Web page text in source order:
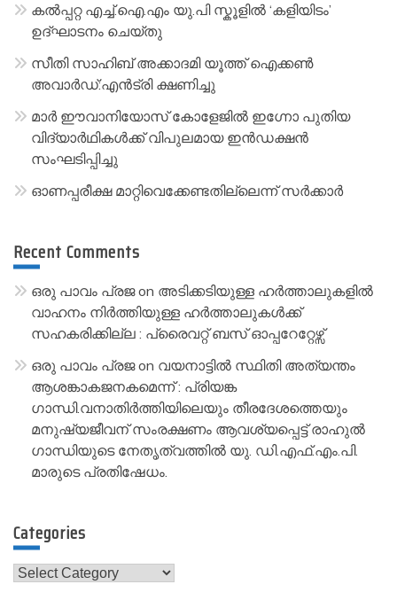
e
കൽപ്പറ്റ എച്ച്.ഐ.എം യു.പി സ്കൂ‌ളിൽ ‘കളിയിടം’
ഉദ്ഘാടനം ചെയ്തു
സീതി സാഹിബ് അക്കാദമി യൂത്ത് ഐക്കൺ
അവാർഡ്:എൻട്രി ക്ഷണിച്ചു
മാർ ഈവാനിയോസ് കോളേജിൽ ഇഗ്നോ പുതിയ
വിദ്യാർഥികൾക്ക് വിപുലമായ ഇൻഡക്ഷൻ
സംഘടിപ്പിച്ചു
ഓണപ്പരീക്ഷ മാറ്റിവെക്കേണ്ടതില്ലെന്ന് സർക്കാർ
Recent Comments
ഒരു പാവം പ്രജon അടിക്കടിയുള്ള ഹർത്താലുകളിൽ
വാഹനം നിർത്തിയുള്ള ഹർത്താലുകൾക്ക്
സഹകരിക്കില്ല : പ്രൈവറ്റ് ബസ് ഓപ്പറേറ്റേഴ്സ്
ഒരു പാവം പ്രജon വയനാട്ടിൽ സ്ഥിതി അത്യന്തം
ആശങ്കാകജനകമെന്ന് : പ്രിയങ്ക
ഗാന്ധി.വനാതിർത്തിയിലെയും തീരദേശത്തെയും
മനുഷ്യജീവന് സംരക്ഷണം ആവശ്യപ്പെട്ട് രാഹുൽ
ഗാന്ധിയുടെ നേതൃത്വത്തിൽ യു. ഡി.എഫ്.എം.പി.
മാരുടെ പ്രതിഷേധം.
Categories
Categories